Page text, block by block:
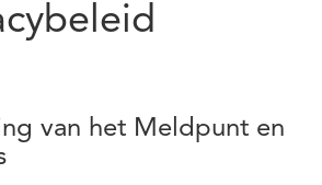
van het Meldpunt en